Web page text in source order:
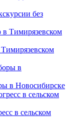
без
в Новосибирске
в сельском